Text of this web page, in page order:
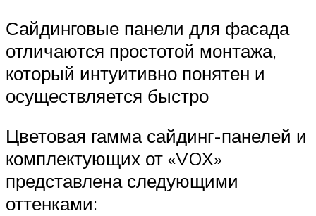
Сайдинговые панели для фасада
отличаются простотой монтажа,
который интуитивно понятен и
осуществляется быстро
Цветовая гамма сайдинг-панелей и
комплектующих от «VOX»
представлена следующими
оттенками: